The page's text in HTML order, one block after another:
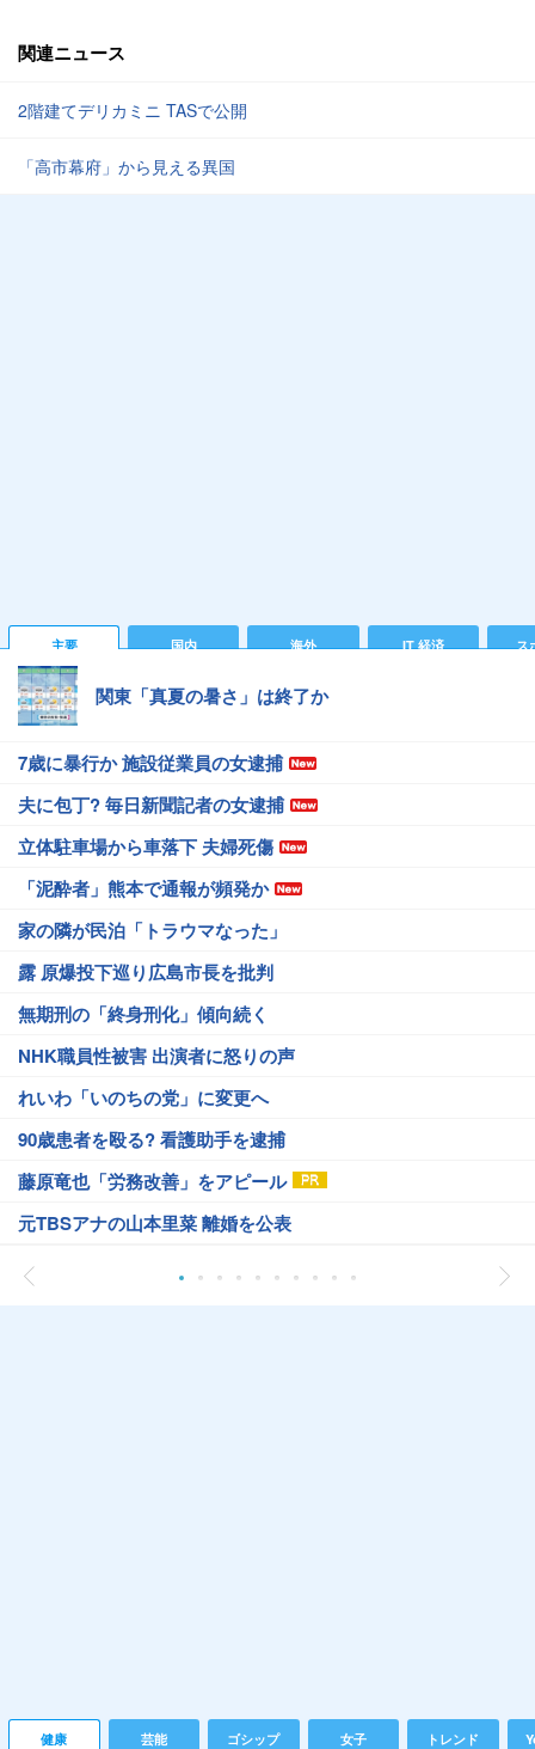
関連ニュース
2階建てデリカミニ TASで公開
「高市幕府」から見える異国
主要 国内 海外 IT 経済 ス
関東「真夏の暑さ」は終了か
7歳に暴行か 施設従業員の女逮捕
夫に包丁? 毎日新聞記者の女逮捕
立体駐車場から車落下 夫婦死傷
「泥酔者」熊本で通報が頻発か
家の隣が民泊「トラウマなった」
露 原爆投下巡り広島市長を批判
無期刑の「終身刑化」傾向続く
NHK職員性被害 出演者に怒りの声
れいわ「いのちの党」に変更へ
90歳患者を殴る? 看護助手を逮捕
藤原竜也「労務改善」をアピール
元TBSアナの山本里菜 離婚を公表
健康 芸能 ゴシップ 女子 トレンド